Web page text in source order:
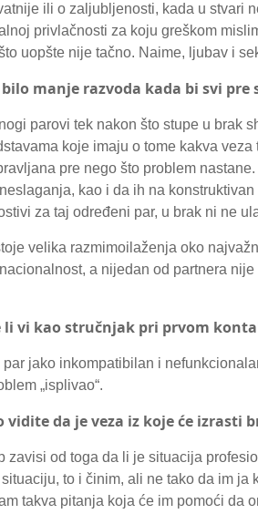
ili o zaljubljenosti, kada u stvari
privlačnosti za koju greškom
uopšte nije tačno. Naime, ljubav i
manje razvoda kada bi svi
parovi tek nakon što stupe u brak
koje imaju o tome kakva
pre nego što problem
kao i da ih na
za taj određeni par, u brak ni ne
velika razmimoilaženja oko
a nijedan od partnera
li vi kao stručnjak pri prvom
par jako inkompatibilan i
„isplivao“.
vidite da je veza iz koje će izrasti
zavisi od toga da li je situacija
to i činim, ali ne tako da im
takva pitanja koja će im pomoći da